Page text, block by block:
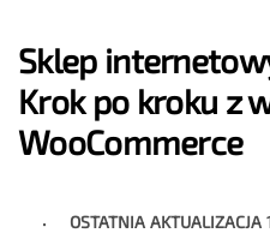
Sklep
Krok po kroku z
WooCommerce
OSTATNIA AKTUALIZACJA